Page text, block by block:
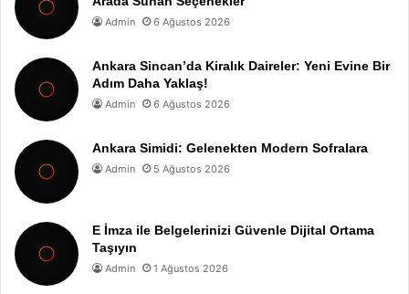
Admin 6 Ağustos 2026
Ankara Sincan’da Kiralık Daireler: Yeni Evine Bir
Adım Daha Yaklaş!
Admin 6 Ağustos 2026
Ankara Simidi: Gelenekten Modern Sofralara
Admin 5 Ağustos 2026
E İmza ile Belgelerinizi Güvenle Dijital Ortama
Taşıyın
Admin 1 Ağustos 2026